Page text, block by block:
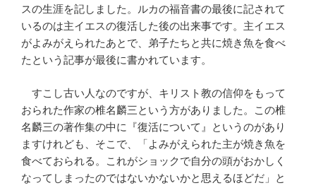
スの生涯を記しました。ルカの福音書の最後に記されて
いるのは主イエスの復活した後の出来事です。主イエス
がよみがえられたあとで、弟子たちと共に焼き魚を食べ
たという記事が最後に書かれています。
すこし古い人なのですが、キリスト教の信仰をもって
おられた作家の椎名麟三という方がありました。この椎
名麟三の著作集の中に『復活について』というのがあり
ますけれども、そこで、「よみがえられた主が焼き魚を
食べておられる。これがショックで自分の頭がおかしく
なってしまったのではないかないかと思えるほどだ」と